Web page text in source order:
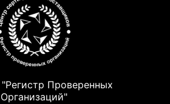
Проверенных
Организаций"